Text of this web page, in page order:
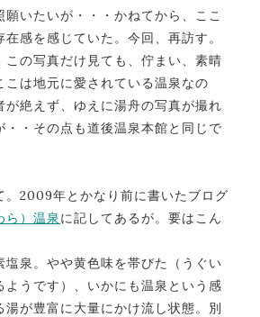
願いたいが・・・かねてから、ここ
感を感じていた。今回、再訪す。
この写真だけ見ても、佇まい、素晴
こは地元に愛されている温泉なの
が絶えず、ゆえに湯舟の写真が撮れ
・・その点も道後温泉本館と同じで
。2009年とかなり前に書いたブログ
ら）温泉に記してあるが。要はこん
塩泉。やや黄色味を帯びた（うぐい
ようです）、いかにも温泉という感
湯が豊富に大量にかけ流し状態。別